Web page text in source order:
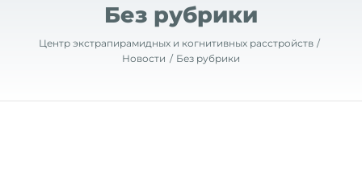
Без рубрики
Центр экстрапирамидных и когнитивных расстройств
Новости
Без рубрики